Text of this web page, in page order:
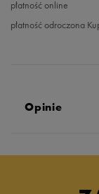
płatność online
płatność odroczona
Opinie